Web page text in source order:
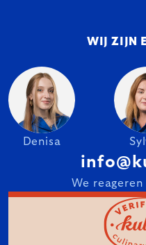
WIJ ZIJN
Denisa
We